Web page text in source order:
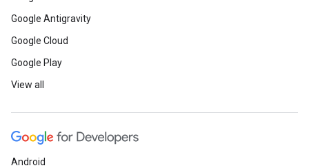
Google Antigravity
Google Cloud
Google Play
View all
Android